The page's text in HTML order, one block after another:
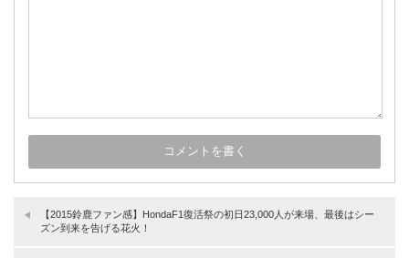
【2015鈴鹿ファン感】HondaF1復活祭の初日23,000人が来場、最後はシー
ズン到来を告げる花火！